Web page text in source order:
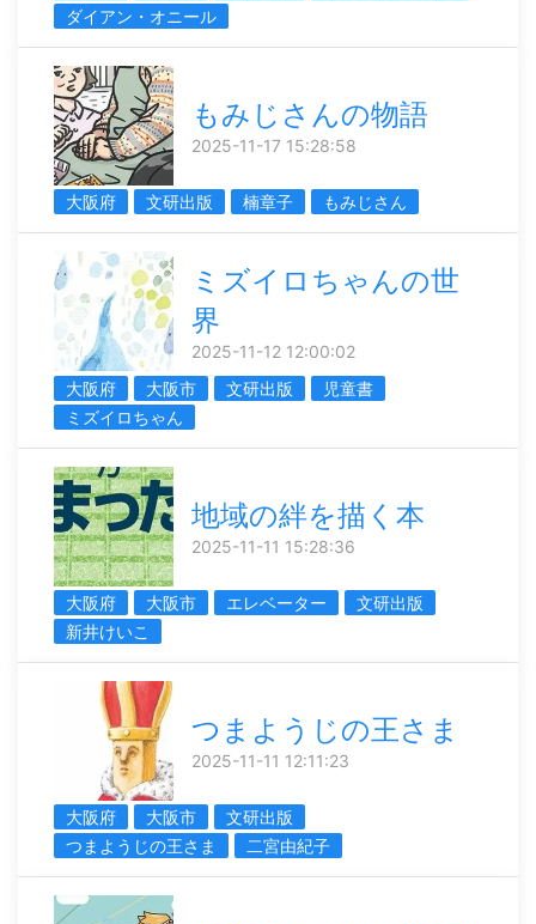
ダイアン・オニール
もみじさんの物語
2025-11-17 15:28:58
大阪府 文研出版 楠章子 もみじさん
ミズイロちゃんの世
界
2025-11-12 12:00:02
大阪府
大阪市 文研出版
児童書
ミズイロちゃん
地域の絆を描く本
2025-11-11 15:28:36
大阪府 大阪市 エレベーター
文研出版
新井けいこ
つまようじの王さま
2025-11-11 12:11:23
大阪府 大阪市
文研出版
つまようじの王さま
二宮由紀子